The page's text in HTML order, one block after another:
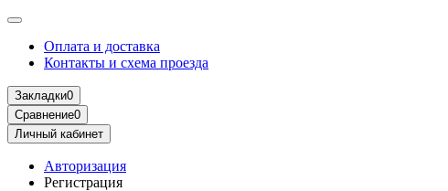
Оплата и доставка
Контакты и схема проезда
Закладки0
Сравнение0
Личный кабинет
Авторизация
Регистрация